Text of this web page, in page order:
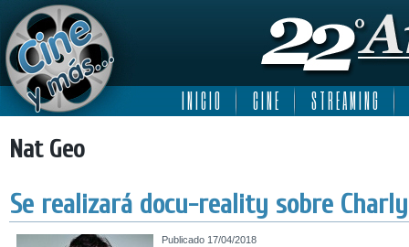
I N I C I O C I N E S T R E A M I N G
Nat Geo
Se realizará docu-reality sobre
Publicado 17/04/2018